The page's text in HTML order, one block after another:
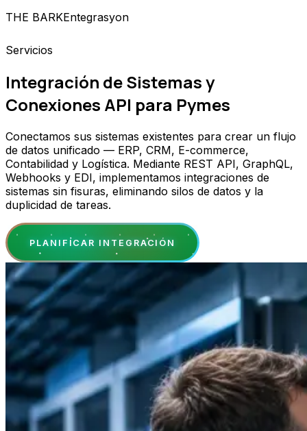
THE BARKEntegrasyon
Servicios
Integración de Sistemas y
Conexiones API para Pymes
Conectamos sus sistemas existentes para crear un flujo
de datos unificado — ERP, CRM, E-commerce,
Contabilidad y Logística. Mediante REST API, GraphQL,
Webhooks y EDI, implementamos integraciones de
sistemas sin fisuras, eliminando silos de datos y la
duplicidad de tareas.
PLANIFICAR INTEGRACIÓN